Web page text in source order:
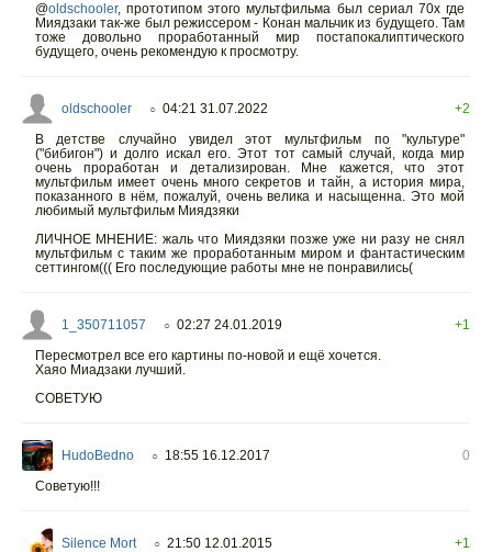
@oldschooler, прототипом этого мультфильма был сериал 70х где
Миядзаки так-же был режиссером - Конан мальчик из будущего. Там
тоже довольно проработанный мир постапокалиптического
будущего, очень рекомендую к просмотру.
oldschooler ○ 04:21 31.07.2022
+2
В детстве случайно увидел этот мультфильм по "культуре"
("бибигон") и долго искал его. Этот тот самый случай, когда мир
очень проработан и детализирован. Мне кажется, что этот
мультфильм имеет очень много секретов и тайн, а история мира,
показанного в нём, пожалуй, очень велика и насыщенна. Это мой
любимый мультфильм Миядзяки
ЛИЧНОЕ МНЕНИЕ: жаль что Миядзяки позже уже ни разу не снял
мультфильм с таким же проработанным миром и фантастическим
сеттингом((( Его последующие работы мне не понравились(
1_350711057 ○ 02:27 24.01.2019
+1
Пересмотрел все его картины по-новой и ещё хочется.
Хаяо Миадзаки лучший.
СОВЕТУЮ
HudoBedno ○ 18:55 16.12.2017
0
Советую!!!
Silence Mort ○ 21:50 12.01.2015
+1